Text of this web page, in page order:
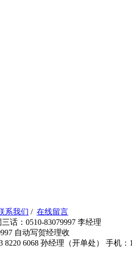
系我们 / 在线留言
话：0510-83079997 李经理
自动写贺经理收
6068 孙经理（开单处） 手机：